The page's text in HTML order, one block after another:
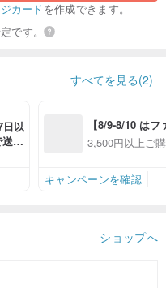
カードを作成できます。
です。
すべてを見る(2)
日以
料
【8/9-8/10 は
員感謝デー】ア
3,500円以上ご
キャンペーンを確認
ショップへ